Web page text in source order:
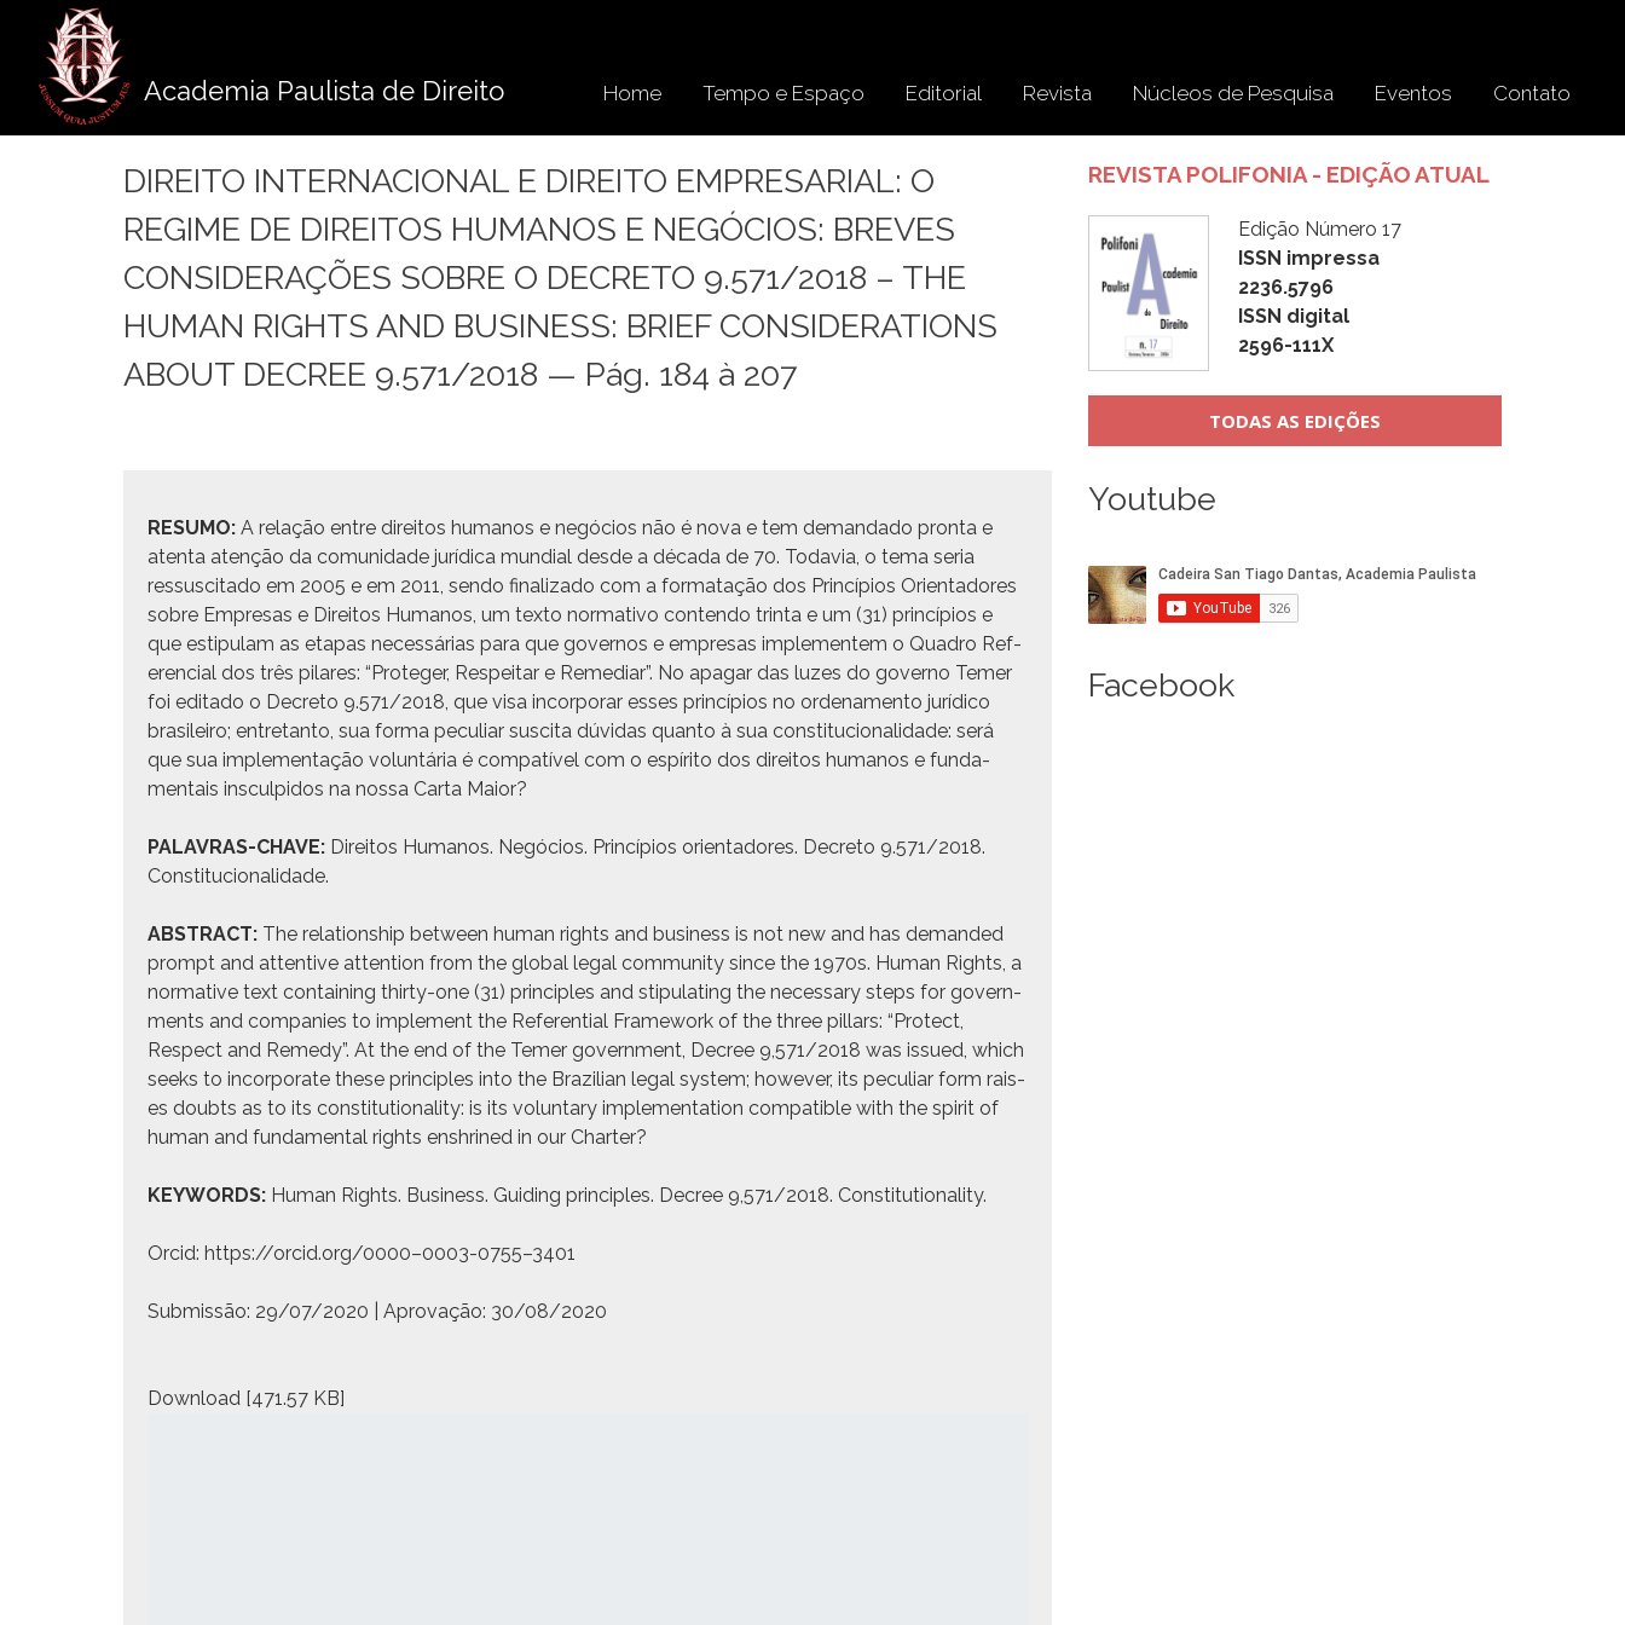
conteúdo
Academia Paulista de Direito Home Tempo e Espaço Editorial Revista Núcleos de Pesquisa Eventos Contato
DIREITO INTERNACIONAL E DIREITO EMPRESARIAL: O
REGIME DE DIREITOS HUMANOS E NEGÓCIOS: BREVES
CONSIDERAÇÕES SOBRE O DECRETO 9.571/2018 – THE
HUMAN RIGHTS AND BUSINESS: BRIEF CONSIDERATIONS
ABOUT DECREE 9.571/2018 — Pág. 184 à 207
RESUMO: A relação entre dire­itos humanos e negó­cios não é nova e tem deman­da­do pronta e
aten­ta atenção da comu­nidade jurídi­ca mundi­al des­de a déca­da de 70. Todavia, o tema seria
ressus­ci­ta­do em 2005 e em 2011, sendo final­iza­do com a for­matação dos Princí­pios Ori­en­ta­dores
sobre Empre­sas e Dire­itos Humanos, um tex­to nor­ma­ti­vo con­tendo trin­ta e um (31) princí­pios e
que estip­u­lam as eta­pas necessárias para que gov­er­nos e empre­sas imple­mentem o Quadro Ref­
er­en­cial dos três pilares: “Pro­te­ger, Respeitar e Reme­di­ar”. No apa­gar das luzes do gov­er­no Temer
foi edi­ta­do o Decre­to 9.571/2018, que visa incor­po­rar ess­es princí­pios no orde­na­men­to jurídi­co
brasileiro; entre­tan­to, sua for­ma pecu­liar sus­ci­ta dúvi­das quan­to à sua con­sti­tu­cional­i­dade: será
que sua imple­men­tação vol­un­tária é com­patív­el com o espíri­to dos dire­itos humanos e fun­da­
men­tais insculpi­dos na nos­sa Car­ta Maior?
PALAVRAS-CHAVE: Dire­itos Humanos. Negó­cios. Princí­pios ori­en­ta­dores. Decre­to 9.571/2018.
Constitucionalidade.
ABSTRACT: The rela­tion­ship between human rights and busi­ness is not new and has demand­ed
prompt and atten­tive atten­tion from the glob­al legal com­mu­ni­ty since the 1970s. Human Rights, a
nor­ma­tive text con­tain­ing thir­ty-one (31) prin­ci­ples and stip­u­lat­ing the nec­es­sary steps for gov­ern­
ments and com­pa­nies to imple­ment the Ref­er­en­tial Frame­work of the three pil­lars: “Pro­tect,
Respect and Rem­e­dy”. At the end of the Temer gov­ern­ment, Decree 9,571/2018 was issued, which
seeks to incor­po­rate these prin­ci­ples into the Brazil­ian legal sys­tem; how­ev­er, its pecu­liar form rais­
es doubts as to its con­sti­tu­tion­al­i­ty: is its vol­un­tary imple­men­ta­tion com­pat­i­ble with the spir­it of
human and fun­da­men­tal rights enshrined in our Char­ter?
KEYWORDS: Human Rights. Busi­ness. Guid­ing prin­ci­ples. Decree 9,571/2018. Con­sti­tu­tion­al­i­ty.
Orcid: https://orcid.org/0000–0003-0755–3401
Sub­mis­são: 29/07/2020 | Aprovação: 30/08/2020
Down­load [471.57 KB]
REVISTA POLIFONIA - EDIÇÃO ATUAL
Edição Número 17
ISSN impressa
2236.5796
ISSN digital
2596-111X
TODAS AS EDIÇÕES
Youtube
Facebook